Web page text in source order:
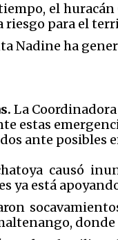
el huracán
riesgo para el
Nadine ha
La
estas
ante posibles
causó
ya está